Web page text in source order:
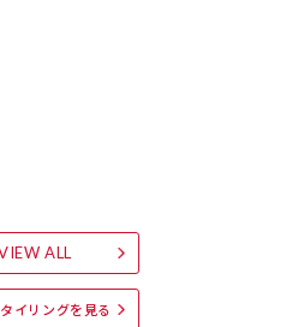
ディガンやニットと合わせるのも可
ングが軽やかになって、秋冬もバラ
。
ラーを表記しております為、タグの
ALL
イリングを見る